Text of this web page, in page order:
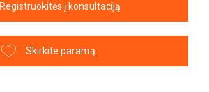
Registruokitės į konsultaciją
Skirkite paramą